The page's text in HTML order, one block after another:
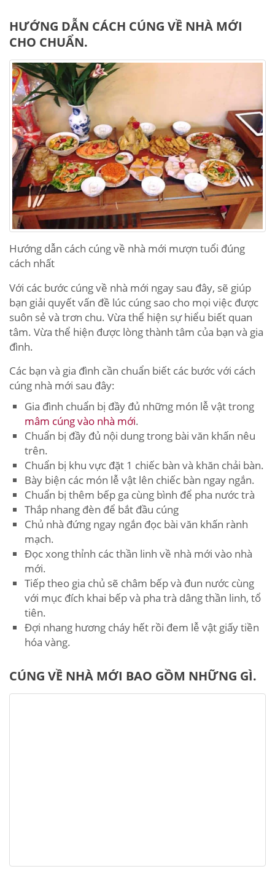
HƯỚNG DẪN CÁCH CÚNG VỀ NHÀ MỚI
CHO CHUẨN.
Hướng dẫn cách cúng về nhà mới mượn tuổi đúng
cách nhất
Với các bước cúng về nhà mới ngay sau đây, sẽ giúp
bạn giải quyết vấn đề lúc cúng sao cho mọi việc được
suôn sẻ và trơn chu. Vừa thể hiện sự hiểu biết quan
tâm. Vừa thể hiện được lòng thành tâm của bạn và gia
đình.
Các bạn và gia đình cần chuẩn biết các bước với cách
cúng nhà mới sau đây:
Gia đình chuẩn bị đầy đủ những món lễ vật trong
mâm cúng vào nhà mới.
Chuẩn bị đầy đủ nội dung trong bài văn khấn nêu
trên.
Chuẩn bị khu vực đặt 1 chiếc bàn và khăn chải bàn.
Bày biện các món lễ vật lên chiếc bàn ngay ngắn.
Chuẩn bị thêm bếp ga cùng bình để pha nước trà
Thắp nhang đèn để bắt đầu cúng
Chủ nhà đứng ngay ngắn đọc bài văn khấn rành
mạch.
Đọc xong thỉnh các thần linh về nhà mới vào nhà
mới.
Tiếp theo gia chủ sẽ châm bếp và đun nước cùng
với mục đích khai bếp và pha trà dâng thần linh, tổ
tiên.
Đợi nhang hương cháy hết rồi đem lễ vật giấy tiền
hóa vàng.
CÚNG VỀ NHÀ MỚI BAO GỒM NHỮNG GÌ.